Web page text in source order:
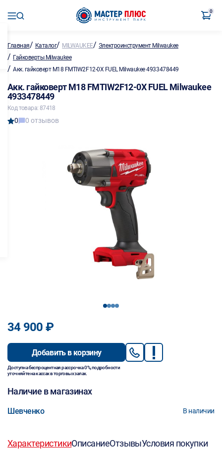
0
Главная/ Каталог/ MILWAUKEE/ Электроинструмент Milwaukee
/ Гайковерты Milwaukee
/ Акк. гайковерт M18 FMTIW2F12-0X FUEL Milwaukee 4933478449
Акк. гайковерт M18 FMTIW2F12-0X FUEL Milwaukee
4933478449
Код товара: 87418
0 0 отзывов
1234
34 900 ₽
Добавить в корзину
Доступна беспроцентная рассрочка 0%, подробности
уточняйте на кассах в торговых залах.
Наличие в магазинах
Шевченко В наличии
ХарактеристикиОписаниеОтзывыУсловия покупки